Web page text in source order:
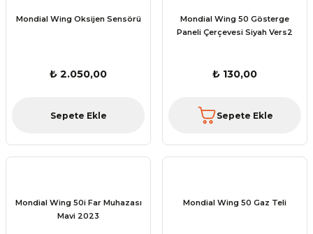
Mondial Wing Oksijen Sensörü
₺ 2.050,00
Sepete Ekle
Mondial Wing 50 Gösterge
Paneli Çerçevesi Siyah Vers2
₺ 130,00
Sepete Ekle
Mondial Wing 50i Far Muhazası
Mavi 2023
Mondial Wing 50 Gaz Teli